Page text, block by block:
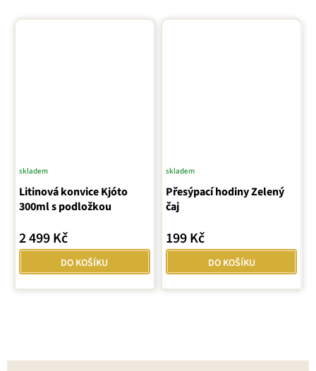
Litinová konvice Kjóto
300ml s podložkou
skladem
2 499 Kč
DO KOŠÍKU
Přesýpací hodiny Zelený
čaj
skladem
199 Kč
DO KOŠÍKU